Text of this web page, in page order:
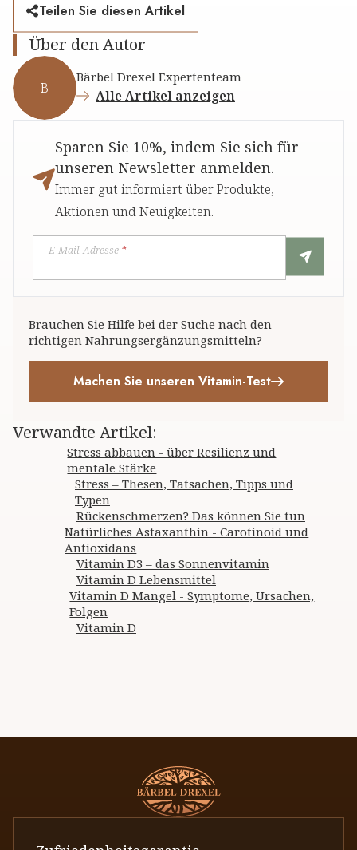
Teilen Sie diesen Artikel
Über den Autor
B
Bärbel Drexel Expertenteam
Alle Artikel anzeigen
Sparen Sie 10%, indem Sie sich für
unseren Newsletter anmelden.
Immer gut informiert über Produkte,
Aktionen und Neuigkeiten.
E-Mail-Adresse *
Brauchen Sie Hilfe bei der Suche nach den
richtigen Nahrungsergänzungsmitteln?
Machen Sie unseren Vitamin-Test
Verwandte Artikel:
Stress abbauen - über Resilienz und
mentale Stärke
Stress – Thesen, Tatsachen, Tipps und
Typen
Rückenschmerzen? Das können Sie tun
Natürliches Astaxanthin - Carotinoid und
Antioxidans
Vitamin D3 – das Sonnenvitamin
Vitamin D Lebensmittel
Vitamin D Mangel - Symptome, Ursachen,
Folgen
Vitamin D